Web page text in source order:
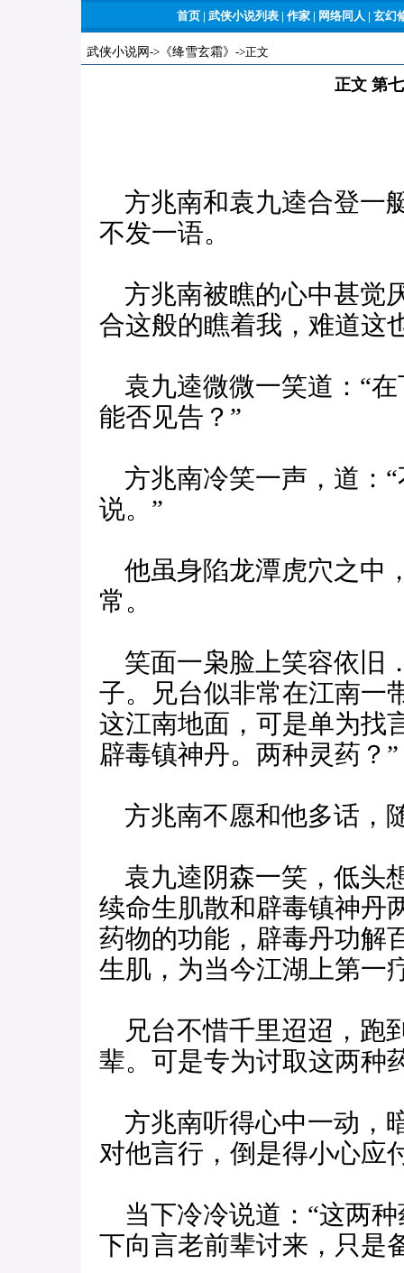
首页 | 武侠小说列表 | 作家 | 网络同人 | 玄幻
武侠小说网 -> 《绛雪玄霜》 ->正文
正文 第
方兆南和袁九逵合登一
不发一语。
方兆南被瞧的心中甚觉
合这般的瞧着我，难道这
袁九逵微微一笑道：“
能否见告？”
方兆南冷笑一声，道：
说。”
他虽身陷龙潭虎穴之中
常。
笑面一枭脸上笑容依旧
子。兄台似非常在江南一
这江南地面，可是单为找
辟毒镇神丹。两种灵药？”
方兆南不愿和他多话，
袁九逵阴森一笑，低头
续命生肌散和辟毒镇神丹
药物的功能，辟毒丹功解
生肌，为当今江湖上第一
兄台不惜千里迢迢，跑
辈。可是专为讨取这两种
方兆南听得心中一动，
对他言行，倒是得小心应
当下冷冷说道：“这两
下向言老前辈讨来，只是